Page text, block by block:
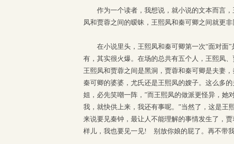
作为一个读者，我想说，就小说的文本而言
凤和贾蓉之间的暧昧，王熙凤和秦可卿之间就更非
在小说里头，王熙凤和秦可卿第一次“面对面
有，其实很火爆。在场的总共有五个人，王熙凤
王熙凤和贾蓉之间是黑洞，贾蓉和秦可卿是夫妻
秦可卿的婆婆，尤氏还是王熙凤的嫂子。这么多
姐，必先笑嘲一阵，”而王熙凤的做派更怪异，
我，就快供上来，我还有事呢。”当然了，这是王
来说要见秦钟，最让人不能理解的事情发生了，
样儿，我也要见一见! 别放你娘的屁了。再不带